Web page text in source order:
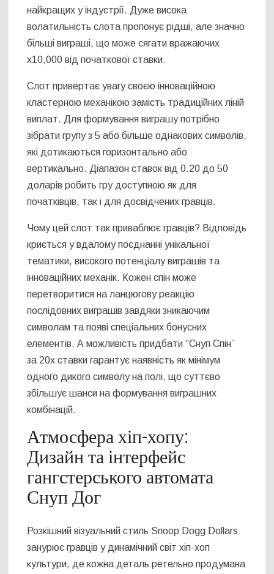
найкращих у індустрії. Дуже висока
волатильність слота пропонує рідші, але значно
більші виграші, що може сягати вражаючих
x10,000 від початкової ставки.
Слот привертає увагу своєю інноваційною
кластерною механікою замість традиційних ліній
виплат. Для формування виграшу потрібно
зібрати групу з 5 або більше однакових символів,
які дотикаються горизонтально або
вертикально. Діапазон ставок від 0.20 до 50
доларів робить гру доступною як для
початківців, так і для досвідчених гравців.
Чому цей слот так приваблює гравців? Відповідь
криється у вдалому поєднанні унікальної
тематики, високого потенціалу виграшів та
інноваційних механік. Кожен спін може
перетворитися на ланцюгову реакцію
послідовних виграшів завдяки зникаючим
символам та появі спеціальних бонусних
елементів. А можливість придбати “Снуп Спін”
за 20x ставки гарантує наявність як мінімум
одного дикого символу на полі, що суттєво
збільшує шанси на формування виграшних
комбінацій.
Атмосфера хіп-хопу:
Дизайн та інтерфейс
гангстерського автомата
Снуп Дог
Розкішний візуальний стиль Snoop Dogg Dollars
занурює гравців у динамічний світ хіп-хоп
культури, де кожна деталь ретельно продумана